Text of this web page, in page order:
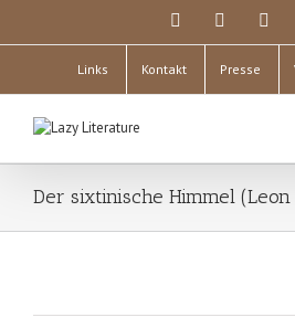
Links Kontakt Presse
Der sixtinische Himmel